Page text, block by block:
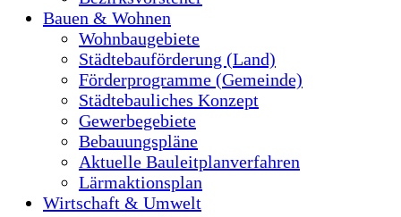
Bauen & Wohnen
Wohnbaugebiete
Städtebauförderung (Land)
Förderprogramme (Gemeinde)
Städtebauliches Konzept
Gewerbegebiete
Bebauungspläne
Aktuelle Bauleitplanverfahren
Lärmaktionsplan
Wirtschaft & Umwelt